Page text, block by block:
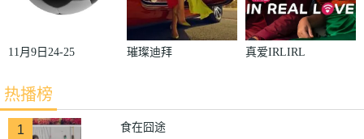
11月9日24-25
轮利雅得体育
VS利雅得胜
璀璨迪拜 真爱IRLIRL
热播榜
1 食在囧途